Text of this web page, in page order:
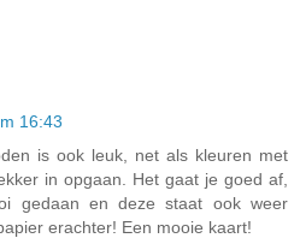
16:43
is ook leuk, net als kleuren met
in opgaan. Het gaat je goed af,
gedaan en deze staat ook weer
erachter! Een mooie kaart!